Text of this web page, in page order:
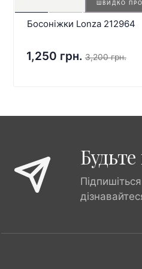
ШВИДКО
Босоніжки Lonza 212964
1,250 грн. 3,200 грн.
Будьте